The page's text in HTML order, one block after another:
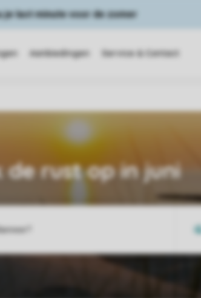
je last minute voor de zomer
Aanbiedingen Service & Contact